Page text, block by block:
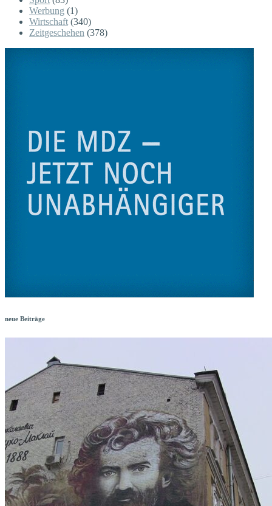
Werbung (1)
Wirtschaft (340)
Zeitgeschehen (378)
neue Beiträge